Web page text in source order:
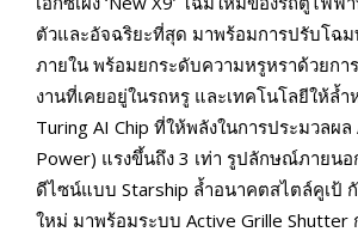
ตัวและอัจฉริยะที่สุด มาพร้อมการปรับโฉ
ภายใน พร้อมยกระดับความหรูหราด้วยกา
งานที่เคยอยู่ในรถหรู และเทคโนโลยีให้ล้
Turing AI Chip ที่ให้พลังในการประมวลผล
Power) แรงขึ้นถึง 3 เท่า รูปลักษณ์ภายน
ดีไซน์แบบ Starship ล้ำอนาคตสไตล์คูเป้
ใหม่ มาพร้อมระบบ Active Grille Shutter